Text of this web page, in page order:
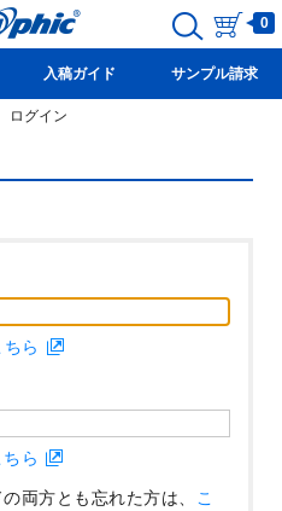
0
入稿ガイド サンプル請求
ログイン
ら
ら
両方とも忘れた方は、 こ